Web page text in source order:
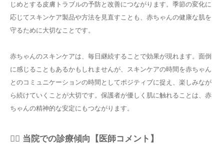
じめとする皮膚トラブルの予防と改善につながります。季節の変化に
応じてスキンケア製品や方法を見直すことも、赤ちゃんの健康な肌を
守るために大切なことです。
赤ちゃんのスキンケアは、毎日継続することで効果が現れます。面倒
に感じることもあるかもしれませんが、スキンケアの時間を赤ちゃん
とのコミュニケーションの時間としてポジティブに捉え、楽しみなが
ら続けていくことが大切です。保護者が優しく肌に触れることは、赤
ちゃんの精神的な安定にもつながります。
👨‍⚕️ 当院での診療傾向【医師コメント】